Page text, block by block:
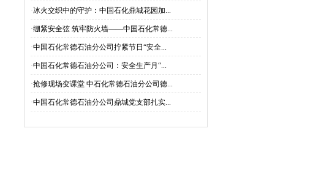
·冰火交织中的守护：中国石化鼎城花园加...
·绷紧安全弦 筑牢防火墙——中国石化常德...
·中国石化常德石油分公司拧紧节日“安全...
·中国石化常德石油分公司：安全生产月“...
·抢修现场变课堂 中石化常德石油分公司德...
·中国石化常德石油分公司鼎城党支部扎实...